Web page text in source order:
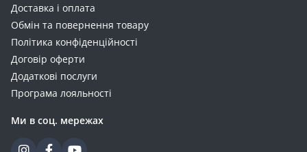
Доставка і оплата
Обмін та повернення товару
Політика конфіденційності
Договір оферти
Додаткові послуги
Програма лояльності
Ми в соц. мережах